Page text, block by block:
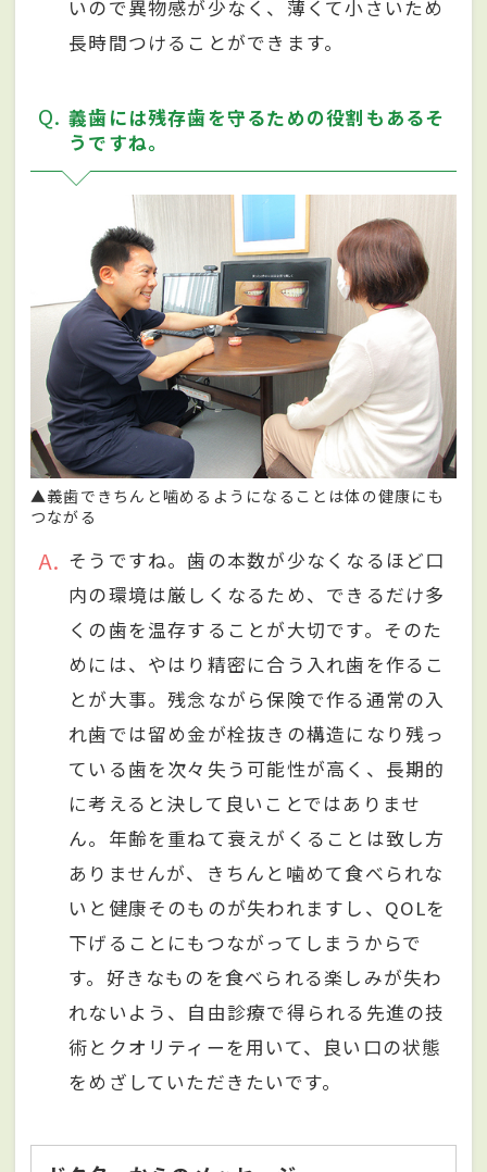
いので異物感が少なく、薄くて小さいため
長時間つけることができます。
Q
義歯には残存歯を守るための役割もあるそ
うですね。
▲義歯できちんと噛めるようになることは体の健康にも
つながる
A
そうですね。歯の本数が少なくなるほど口
内の環境は厳しくなるため、できるだけ多
くの歯を温存することが大切です。そのた
めには、やはり精密に合う入れ歯を作るこ
とが大事。残念ながら保険で作る通常の入
れ歯では留め金が栓抜きの構造になり残っ
ている歯を次々失う可能性が高く、長期的
に考えると決して良いことではありませ
ん。年齢を重ねて衰えがくることは致し方
ありませんが、きちんと噛めて食べられな
いと健康そのものが失われますし、QOLを
下げることにもつながってしまうからで
す。好きなものを食べられる楽しみが失わ
れないよう、自由診療で得られる先進の技
術とクオリティーを用いて、良い口の状態
をめざしていただきたいです。